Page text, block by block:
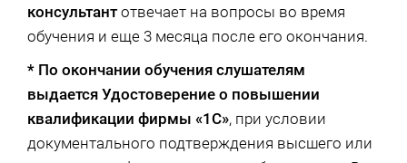
консультантотвечает на вопросы во время
обучения и еще 3 месяца после его окончания.
* По окончании обучения слушателям
выдается Удостоверение о повышении
квалификации фирмы «1С», при условии
документального подтверждения высшего или